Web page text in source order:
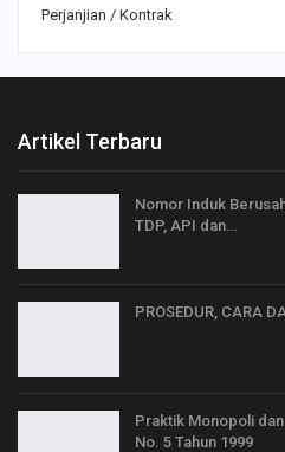
Perjanjian / Kontrak
Artikel Terbaru
Nomor Induk
TDP, API dan…
PROSEDUR, CARA
Praktik Monopoli
No. 5 Tahun 1999